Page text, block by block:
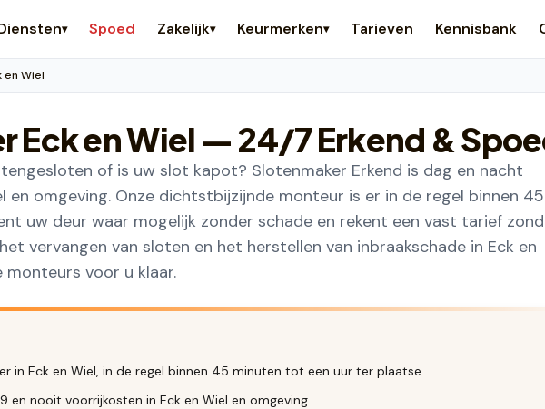
▾ Spoed Zakelijk▾ Keurmerken▾ Tarieven Kennisbank
en Wiel
Eck en Wiel — 24/7 Erkend &
of is uw slot kapot? Slotenmaker Erkend is dag en nacht
en omgeving. Onze dichtstbijzijnde monteur is er in de regel binnen 45
uw deur waar mogelijk zonder schade en rekent een vast tarief
vervangen van sloten en het herstellen van inbraakschade in Eck en
monteurs voor u klaar.
in Eck en Wiel, in de regel binnen 45 minuten tot een uur ter plaatse.
en nooit voorrijkosten in Eck en Wiel en omgeving.